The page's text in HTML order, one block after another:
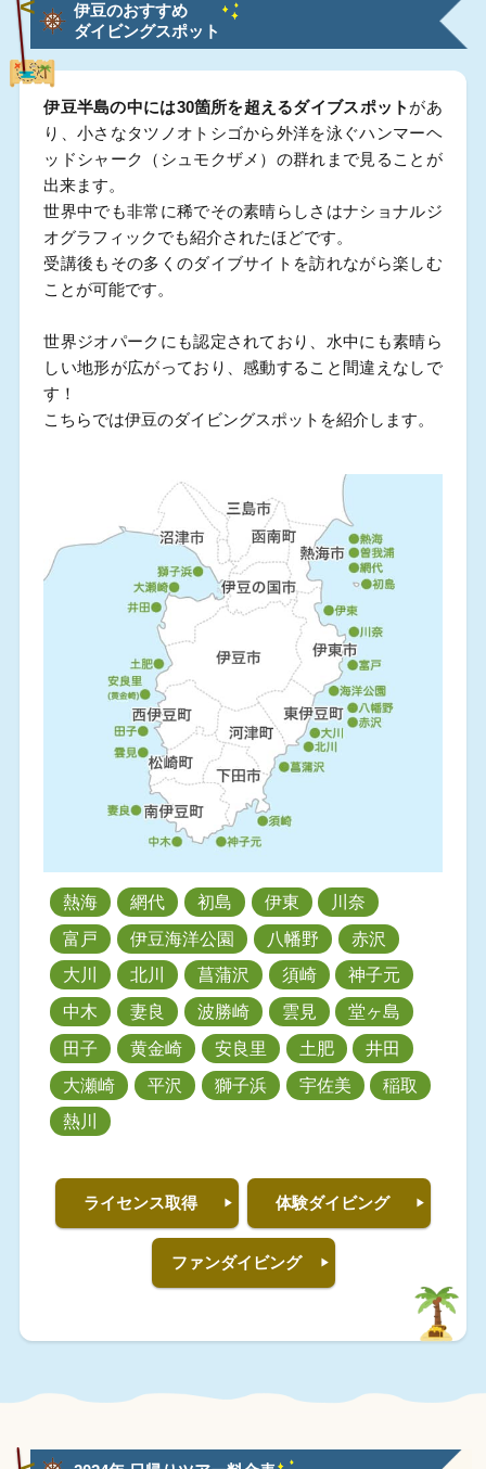
伊豆のおすすめ
ダイビングスポット
伊豆半島の中には30箇所を超えるダイブスポット があ
り、小さなタツノオトシゴから外洋を泳ぐハンマーヘ
ッドシャーク（シュモクザメ）の群れまで見ることが
出来ます。
世界中でも非常に稀でその素晴らしさはナショナルジ
オグラフィックでも紹介されたほどです。
受講後もその多くのダイブサイトを訪れながら楽しむ
ことが可能です。
世界ジオパークにも認定されており、水中にも素晴ら
しい地形が広がっており、感動すること間違えなしで
す！
こちらでは伊豆のダイビングスポットを紹介します。
熱海 網代 初島 伊東
川奈
富戸
伊豆海洋公園 八幡野
赤沢
大川
北川 菖蒲沢 須崎
神子元
中木
妻良 波勝崎 雲見
堂ヶ島
田子
黄金崎 安良里 土肥
井田
大瀬崎
平沢 獅子浜 宇佐美
稲取
熱川
ライセンス取得 体験ダイビング
ファンダイビング